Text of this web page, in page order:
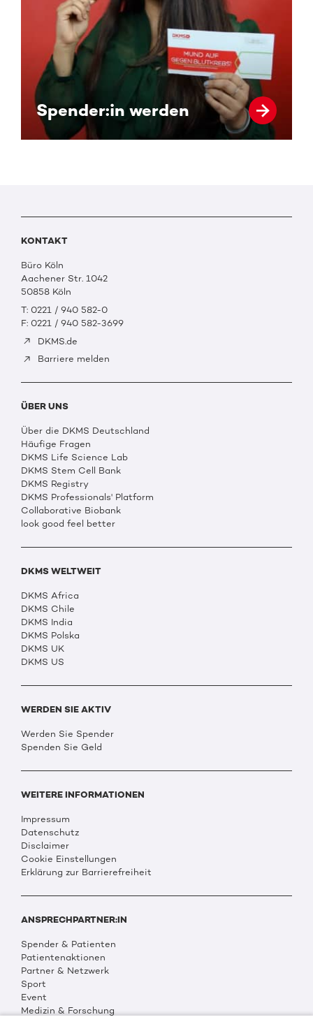
Spender:in werden
KONTAKT
Büro Köln
Aachener Str. 1042
50858 Köln
T: 0221 / 940 582-0
F: 0221 / 940 582-3699
DKMS.de
Barriere melden
ÜBER UNS
Über die DKMS Deutschland
Häufige Fragen
DKMS Life Science Lab
DKMS Stem Cell Bank
DKMS Registry
DKMS Professionals' Platform
Collaborative Biobank
look good feel better
DKMS WELTWEIT
DKMS Africa
DKMS Chile
DKMS India
DKMS Polska
DKMS UK
DKMS US
WERDEN SIE AKTIV
Werden Sie Spender
Spenden Sie Geld
WEITERE INFORMATIONEN
Impressum
Datenschutz
Disclaimer
Cookie Einstellungen
Erklärung zur Barrierefreiheit
ANSPRECHPARTNER:IN
Spender & Patienten
Patientenaktionen
Partner & Netzwerk
Sport
Event
Medizin & Forschung